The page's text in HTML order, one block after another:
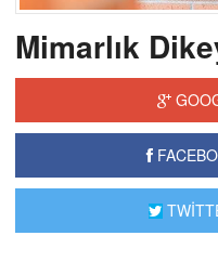
Mimarlık